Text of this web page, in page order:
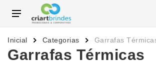
Inicial Categorias Garrafas
Garrafas Térmicas